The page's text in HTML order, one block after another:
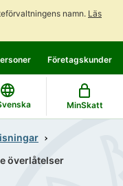
namn. Läs
Företagskunder
MinSkatt
överlåtelser